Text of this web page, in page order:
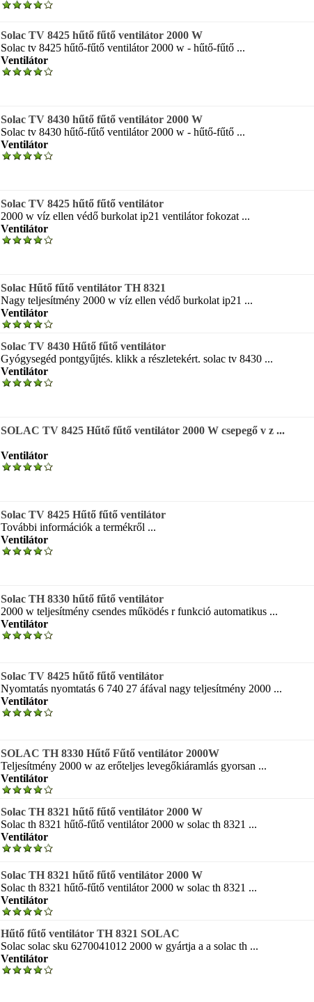
Solac TV 8425 hűtő fűtő ventilátor 2000 W
Solac tv 8425 hűtő-fűtő ventilátor 2000 w - hűtő-fűtő ...
Ventilátor
Solac TV 8430 hűtő fűtő ventilátor 2000 W
Solac tv 8430 hűtő-fűtő ventilátor 2000 w - hűtő-fűtő ...
Ventilátor
Solac TV 8425 hűtő fűtő ventilátor
2000 w víz ellen védő burkolat ip21 ventilátor fokozat ...
Ventilátor
Solac Hűtő fűtő ventilátor TH 8321
Nagy teljesítmény 2000 w víz ellen védő burkolat ip21 ...
Ventilátor
Solac TV 8430 Hűtő fűtő ventilátor
Gyógysegéd pontgyűjtés. klikk a részletekért. solac tv 8430 ...
Ventilátor
SOLAC TV 8425 Hűtő fűtő ventilátor 2000 W csepegő v z ...
Ventilátor
Solac TV 8425 Hűtő fűtő ventilátor
További információk a termékről ...
Ventilátor
Solac TH 8330 hűtő fűtő ventilátor
2000 w teljesítmény csendes működés r funkció automatikus ...
Ventilátor
Solac TV 8425 hűtő fűtő ventilátor
Nyomtatás nyomtatás 6 740 27 áfával nagy teljesítmény 2000 ...
Ventilátor
SOLAC TH 8330 Hűtő Fűtő ventilátor 2000W
Teljesítmény 2000 w az erőteljes levegőkiáramlás gyorsan ...
Ventilátor
Solac TH 8321 hűtő fűtő ventilátor 2000 W
Solac th 8321 hűtő-fűtő ventilátor 2000 w solac th 8321 ...
Ventilátor
Solac TH 8321 hűtő fűtő ventilátor 2000 W
Solac th 8321 hűtő-fűtő ventilátor 2000 w solac th 8321 ...
Ventilátor
Hűtő fűtő ventilátor TH 8321 SOLAC
Solac solac sku 6270041012 2000 w gyártja a a solac th ...
Ventilátor